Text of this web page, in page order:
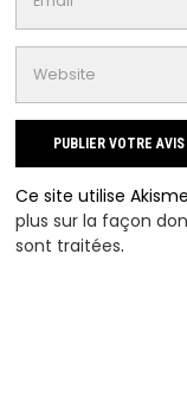
Ce site utilise
plus sur la façon
sont traitées.